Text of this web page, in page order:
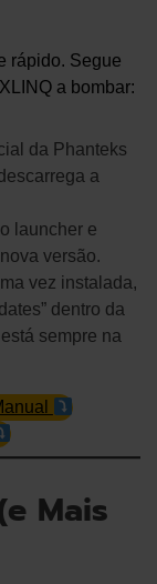
rápido. Segue
a bombar:
da Phanteks
a
launcher e
versão.
vez instalada,
dentro da
sempre na
Mais